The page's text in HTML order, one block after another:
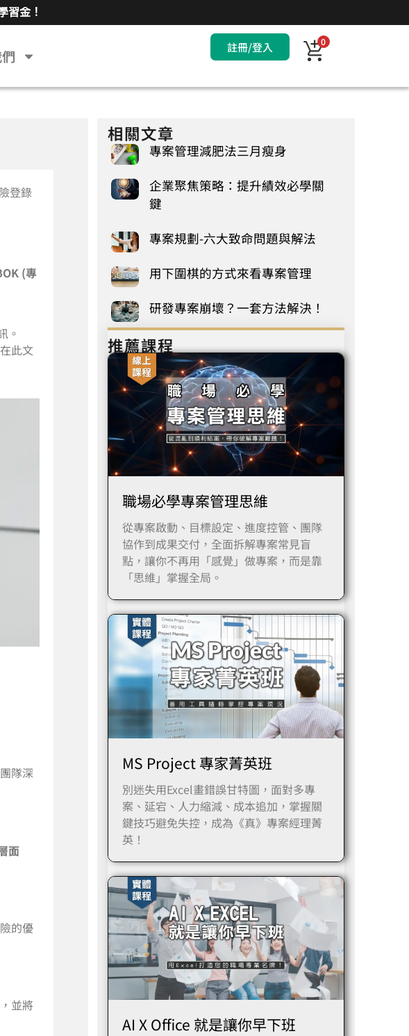
習金！
註冊/登入 0
登錄
(專
。
此文
隊深
面
的優
並將
相關文章
專案管理減肥法三月瘦身
企業聚焦策略：提升績效必學關
鍵
專案規劃-六大致命問題與解法
用下圍棋的方式來看專案管理
研發專案崩壞？一套方法解決！
推薦課程
職場必學專案管理思維
從專案啟動、目標設定、進度控管、團隊
協作到成果交付，全面拆解專案常見盲
點，讓你不再用「感覺」做專案，而是靠
「思維」掌握全局。
MS Project 專家菁英班
別迷失用Excel畫錯誤甘特圖，面對多專
案、延宕、人力縮減、成本追加，掌握關
鍵技巧避免失控，成為《真》專案經理菁
英！
AI X Office 就是讓你早下班